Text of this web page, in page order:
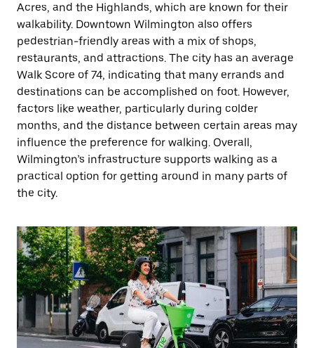
Acres, and the Highlands, which are known for their
walkability. Downtown Wilmington also offers
pedestrian-friendly areas with a mix of shops,
restaurants, and attractions. The city has an average
Walk Score of 74, indicating that many errands and
destinations can be accomplished on foot. However,
factors like weather, particularly during colder
months, and the distance between certain areas may
influence the preference for walking. Overall,
Wilmington’s infrastructure supports walking as a
practical option for getting around in many parts of
the city.